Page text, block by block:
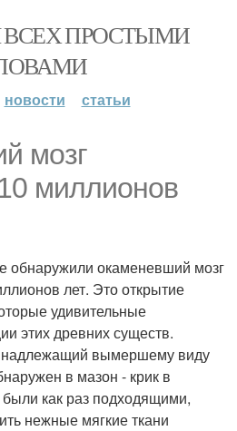
ПРОСТЫМИ
новости статьи
мозг
миллионов
обнаружили окаменевший мозг
лет. Это открытие
удивительные
этих древних существ.
вымершему виду
в мазон - крик в
как раз подходящими,
нежные мягкие ткани